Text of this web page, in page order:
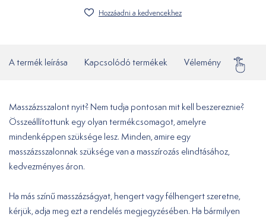
Hozzáadni a kedvencekhez
A termék leírása Kapcsolódó termékek Vélemény
Masszázsszalont nyit? Nem tudja pontosan mit kell beszereznie?
Összeállítottunk egy olyan termékcsomagot, amelyre
mindenképpen szüksége lesz. Minden, amire egy
masszázsszalonnak szüksége van a masszírozás elindtásához,
kedvezményes áron.
Ha más színű masszázságyat, hengert vagy félhengert szeretne,
kérjük, adja meg ezt a rendelés megjegyzésében. Ha bármilyen